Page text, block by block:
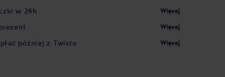
w 24h Więcej
Więcej
później z Twisto Więcej